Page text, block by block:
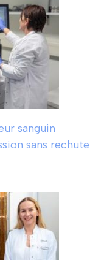
sanguin
sans rechute